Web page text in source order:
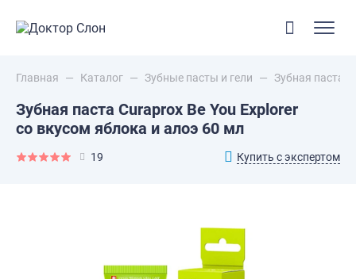
Главная — Каталог — Зубные пасты и гели — Зубная паста
Зубная паста Curaprox Be You Explorer
со вкусом яблока и алоэ 60 мл
19 Купить с экспертом